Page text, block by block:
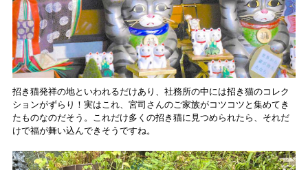
招き猫発祥の地といわれるだけあり、社務所の中には招き猫のコレク
ションがずらり！実はこれ、宮司さんのご家族がコツコツと集めてき
たものなのだそう。これだけ多くの招き猫に見つめられたら、それだ
けで福が舞い込んできそうですね。